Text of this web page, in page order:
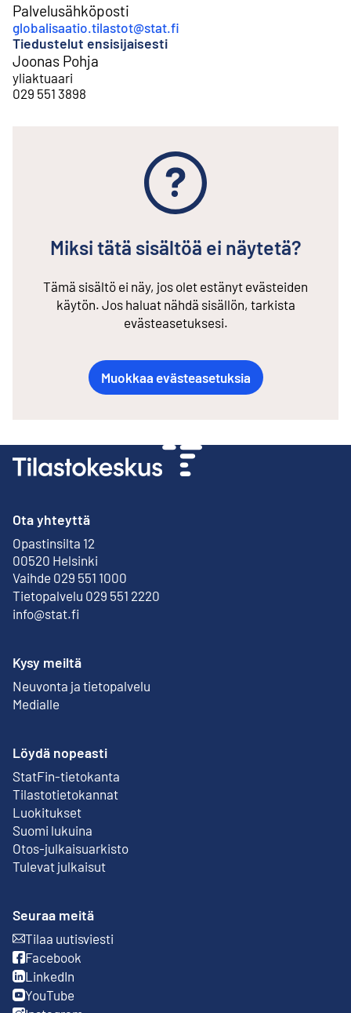
Palvelusähköposti
globalisaatio.tilastot@stat.fi
Tiedustelut ensisijaisesti
Joonas Pohja
yliaktuaari
029 551 3898
Miksi tätä sisältöä ei näytetä?
Tämä sisältö ei näy, jos olet estänyt evästeiden
käytön. Jos haluat nähdä sisällön, tarkista
evästeasetuksesi.
Muokkaa evästeasetuksia
Ota yhteyttä
Opastinsilta 12
00520 Helsinki
Ulkoinen linkki
Vaihde 029 551 1000
Tietopalvelu 029 551 2220
info@stat.fi
Kysy meiltä
Neuvonta ja tietopalvelu
Medialle
Löydä nopeasti
StatFin-tietokanta
Ulkoinen linkki
Tilastotietokannat
Luokitukset
Suomi lukuina
Otos-julkaisuarkisto
Ulkoinen linkki
Tulevat julkaisut
Seuraa meitä
Tilaa uutisviesti
Ulkoinen linkki
Facebook
Ulkoinen linkki
LinkedIn
Ulkoinen linkki
YouTube
Ulkoinen linkki